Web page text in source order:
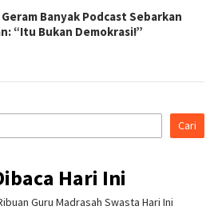
Banyak Podcast Sebarkan
“Itu Bukan Demokrasi!”
Cari
Hari Ini
Guru Madrasah Swasta Hari Ini